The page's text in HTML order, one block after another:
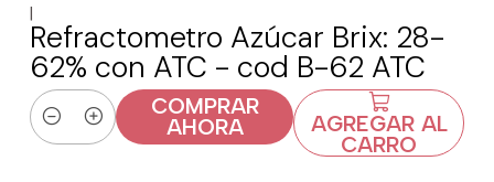
|
Refractometro Azúcar Brix: 28-
62% con ATC - cod B-62 ATC
Cantidad AGREGAR AL
CARRO
COMPRAR
AHORA